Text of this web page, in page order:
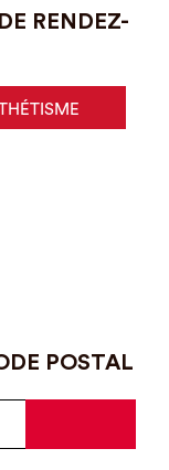
RENDEZ-
POSTAL